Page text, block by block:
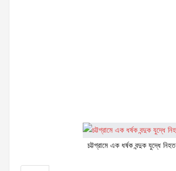
চট্টগ্রামে এক ধর্ষক বন্দুক যুদ্ধে নিহত